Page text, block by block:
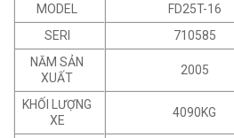
MODEL
FD25T-16
SERI
710585
NĂM SẢN
XUẤT
2005
KHỐI LƯỢNG
XE
4090KG